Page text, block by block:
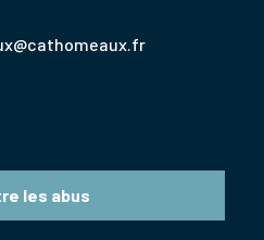
les abus